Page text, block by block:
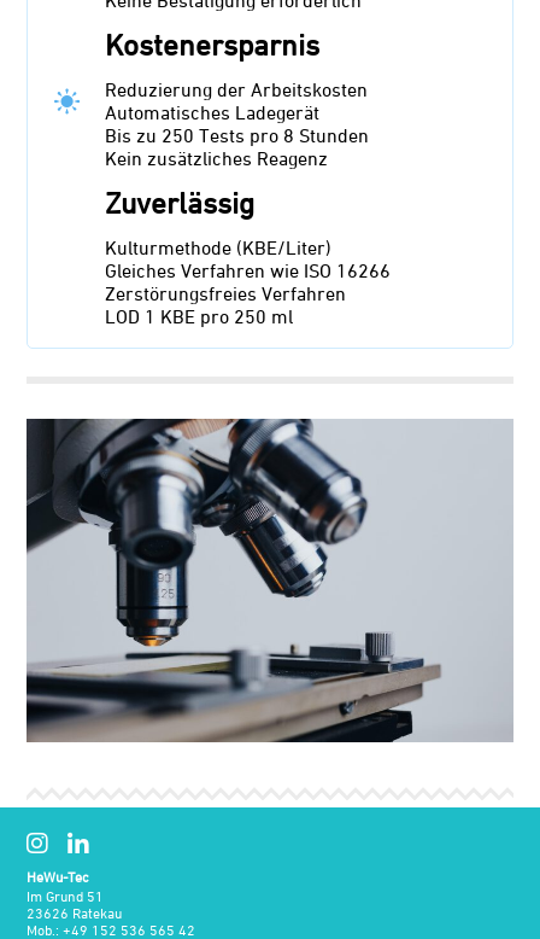
Kostenersparnis
Reduzierung der Arbeitskosten
Automatisches Ladegerät
Bis zu 250 Tests pro 8 Stunden
Kein zusätzliches Reagenz
Zuverlässig
Kulturmethode (KBE/Liter)
Gleiches Verfahren wie ISO 16266
Zerstörungsfreies Verfahren
LOD 1 KBE pro 250 ml
HeWu-Tec
Im Grund 51
23626 Ratekau
Mob.:+49 152 536 565 42